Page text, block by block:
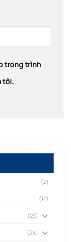
trong trình
tôi.
(2)
(17)
(23)
(24)